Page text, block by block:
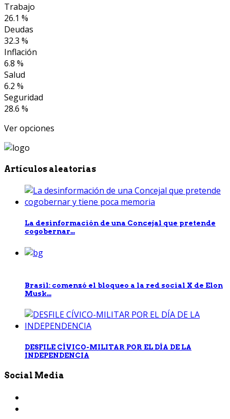
Trabajo
26.1 %
Deudas
32.3 %
Inflación
6.8 %
Salud
6.2 %
Seguridad
28.6 %
Ver opciones
Artículos aleatorias
La desinformación de una Concejal que pretende
cogobernar...
Brasil: comenzó el bloqueo a la red social X de Elon
Musk...
DESFILE CÍVICO-MILITAR POR EL DÍA DE LA
INDEPENDENCIA
Social Media